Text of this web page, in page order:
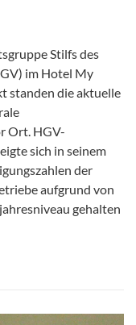
Stilfs des
im Hotel My
standen die aktuelle
Ort. HGV-
sich in seinem
der
aufgrund von
gehalten